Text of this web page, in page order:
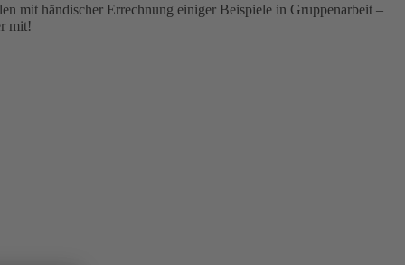
mit händischer Errechnung einiger Beispiele in Gruppenarbeit –
mit!